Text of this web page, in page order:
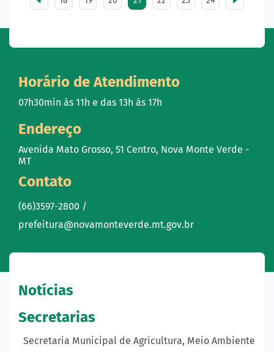
Horário de Atendimento
07h30min às 11h e das 13h às 17h
Endereço
Avenida Mato Grosso, 51 Centro, Nova Monte Verde -
MT
Contato
(66)3597-2800 /
prefeitura@novamonteverde.mt.gov.br
Notícias
Secretarias
Secretaria Municipal de Agricultura, Meio Ambiente